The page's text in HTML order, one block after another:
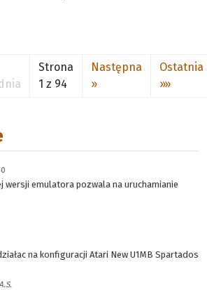
Strona
1 z 94
Następna
»
Ostatnia
»»
wersji emulatora pozwala na uruchamianie
na konfiguracji Atari New U1MB Spartados